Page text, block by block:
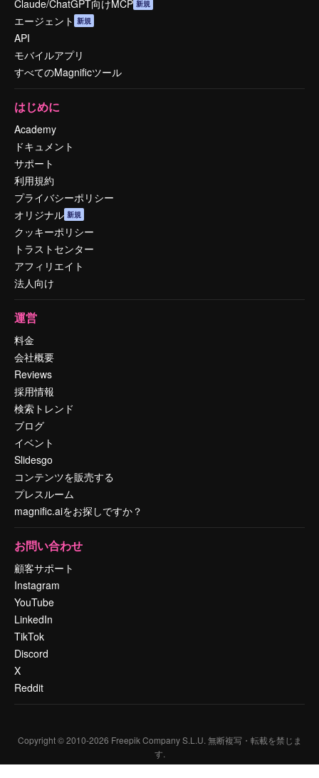
Claude/ChatGPT向けMCP 新規
エージェント 新規
API
モバイルアプリ
すべてのMagnificツール
はじめに
Academy
ドキュメント
サポート
利用規約
プライバシーポリシー
オリジナル 新規
クッキーポリシー
トラストセンター
アフィリエイト
法人向け
運営
料金
会社概要
Reviews
採用情報
検索トレンド
ブログ
イベント
Slidesgo
コンテンツを販売する
プレスルーム
magnific.aiをお探しですか？
お問い合わせ
顧客サポート
Instagram
YouTube
LinkedIn
TikTok
Discord
X
Reddit
Copyright © 2010-2026 Freepik Company S.L.U. 無断複写・転載を禁じま
す.